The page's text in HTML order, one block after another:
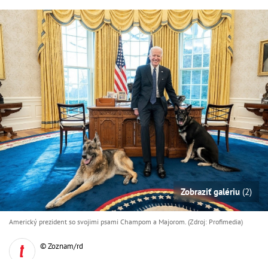
Zobraziť galériu (2)
Americký prezident so svojimi psami Champom a Majorom. (Zdroj: Profimedia)
© Zoznam/rd